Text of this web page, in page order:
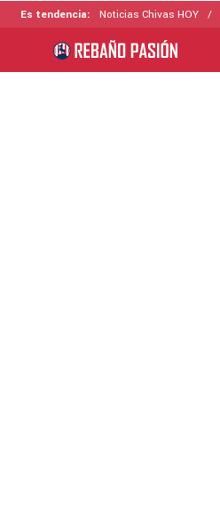
Es tendencia: Noticias Chivas HOY